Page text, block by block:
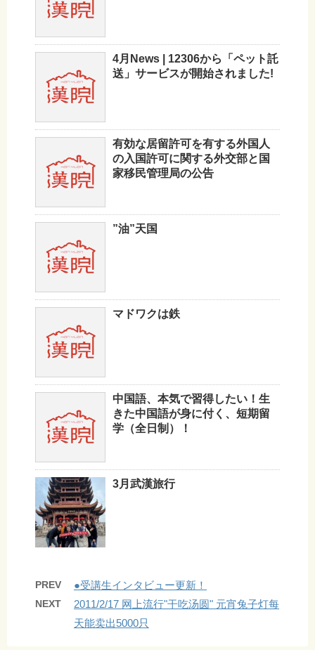
4月News | 12306から「ペット託
送」サービスが開始されました!
有効な居留許可を有する外国人
の入国許可に関する外交部と国
家移民管理局の公告
”油”天国
マドワクは鉄
中国語、本気で習得したい！生
きた中国語が身に付く、短期留
学（全日制）！
3月武漢旅行
PREV ●受講生インタビュー更新！
NEXT
2011/2/17 网上流行"干吃汤圆" 元宵兔子灯每
天能卖出5000只